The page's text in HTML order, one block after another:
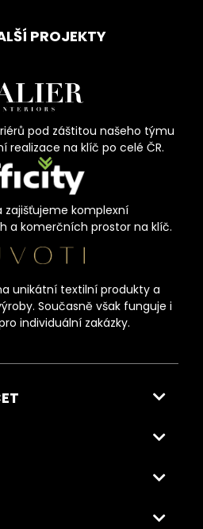
PROJEKTY
pod záštitou našeho týmu
realizace na klíč po celé ČR.
zajišťujeme komplexní
a komerčních prostor na klíč.
unikátní textilní produkty a
Současně však funguje i
individuální zakázky.